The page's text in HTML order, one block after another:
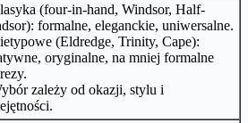
(four-in-hand, Windsor, Half-
formalne, eleganckie, uniwersalne.
(Eldredge, Trinity, Cape):
oryginalne, na mniej formalne
zależy od okazji, stylu i